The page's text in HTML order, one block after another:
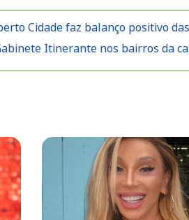
Cidade faz balanço positivo
Itinerante nos bairros da